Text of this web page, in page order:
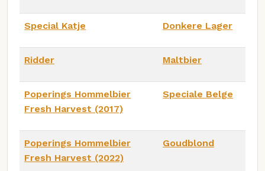
Special Katje Donkere Lager
Ridder Maltbier
Poperings Hommelbier
Fresh Harvest (2017)
Speciale Belge
Poperings Hommelbier
Fresh Harvest (2022)
Goudblond